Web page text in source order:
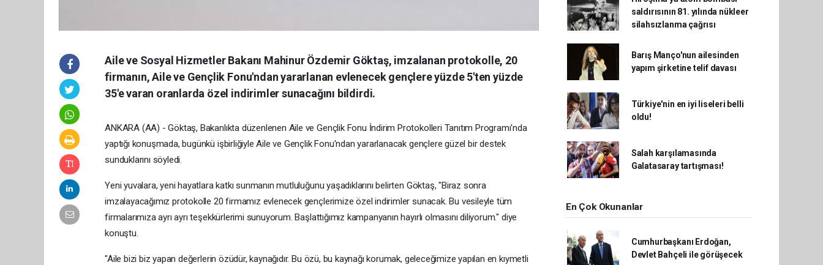
Aile ve Sosyal Hizmetler Bakanı Mahinur Özdemir Göktaş, imzalanan protokolle, 20
firmanın, Aile ve Gençlik Fonu'ndan yararlanan evlenecek gençlere yüzde 5'ten yüzde
35'e varan oranlarda özel indirimler sunacağını bildirdi.
ANKARA (AA) - Göktaş, Bakanlıkta düzenlenen Aile ve Gençlik Fonu İndirim Protokolleri Tanıtım Programı'nda
yaptığı konuşmada, bugünkü işbirliğiyle Aile ve Gençlik Fonu'ndan yararlanacak gençlere güzel bir destek
sunduklarını söyledi.
Yeni yuvalara, yeni hayatlara katkı sunmanın mutluluğunu yaşadıklarını belirten Göktaş, "Biraz sonra
imzalayacağımız protokolle 20 firmamız evlenecek gençlerimize özel indirimler sunacak. Bu vesileyle tüm
firmalarımıza ayrı ayrı teşekkürlerimi sunuyorum. Başlattığımız kampanyanın hayırlı olmasını diliyorum." diye
konuştu.
"Aile bizi biz yapan değerlerin özüdür, kaynağıdır. Bu özü, bu kaynağı korumak, geleceğimize yapılan en kıymetli
saldırısının 81. yılında nükleer
silahsızlanma çağrısı
Barış Manço'nun ailesinden
yapım şirketine telif davası
Türkiye'nin en iyi liseleri belli
oldu!
Salah karşılamasında
Galatasaray tartışması!
En Çok Okunanlar
Cumhurbaşkanı Erdoğan,
Devlet Bahçeli ile görüşecek